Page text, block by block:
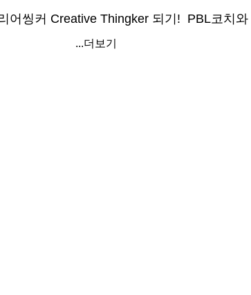
어씽커 Creative Thingker 되기! PBL코치
...더보기